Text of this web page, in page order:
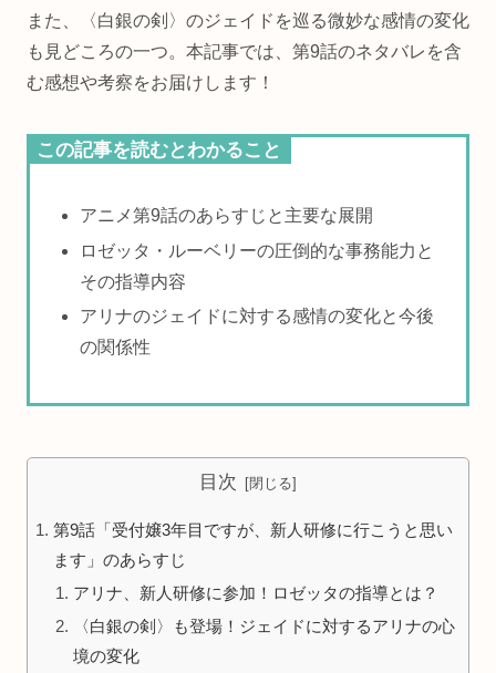
また、〈白銀の剣〉のジェイドを巡る微妙な感情の変化
も見どころの一つ。本記事では、第9話のネタバレを含
む感想や考察をお届けします！
この記事を読むとわかること
アニメ第9話のあらすじと主要な展開
ロゼッタ・ルーベリーの圧倒的な事務能力と
その指導内容
アリナのジェイドに対する感情の変化と今後
の関係性
目次
第9話「受付嬢3年目ですが、新人研修に行こうと思い
ます」のあらすじ
アリナ、新人研修に参加！ロゼッタの指導とは？
〈白銀の剣〉も登場！ジェイドに対するアリナの心
境の変化